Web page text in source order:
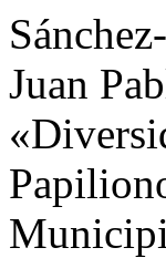
Juan